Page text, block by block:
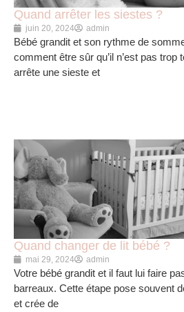
Quand arrêter les siestes ?
juin 20, 2024 admin
Bébé grandit et son rythme de
comment être sûr qu’il n’est pas trop
arrête une sieste et
Quand changer de lit bébé ?
mai 29, 2024 admin
Votre bébé grandit et il faut lui faire
barreaux. Cette étape pose souvent
et crée de